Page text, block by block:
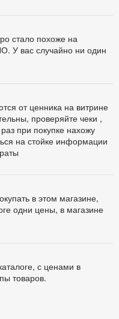
стало похоже на
У вас случайно ни один
от ценника на витрине
проверяйте чеки ,
при покупке нахожу
на стойке информации
в этом магазине,
одни цены, в магазине
с ценами в
товаров.